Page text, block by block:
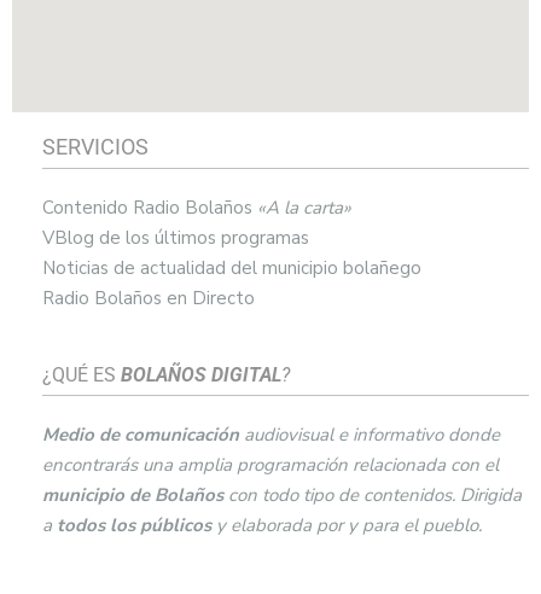
SERVICIOS
Contenido Radio Bolaños «A la carta»
VBlog de los últimos programas
Noticias de actualidad del municipio bolañego
Radio Bolaños en Directo
¿QUÉ ES BOLAÑOS DIGITAL?
Medio de comunicación audiovisual e informativo donde
encontrarás una amplia programación relacionada con el
municipio de Bolaños con todo tipo de contenidos. Dirigida
a todos los públicosy elaborada por y para el pueblo.